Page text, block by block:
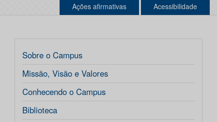
Ações afirmativas Acessibilidade
Sobre o Campus
Missão, Visão e Valores
Conhecendo o Campus
Biblioteca